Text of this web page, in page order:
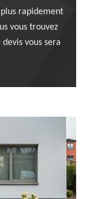
rapidement
vous trouvez
vous sera